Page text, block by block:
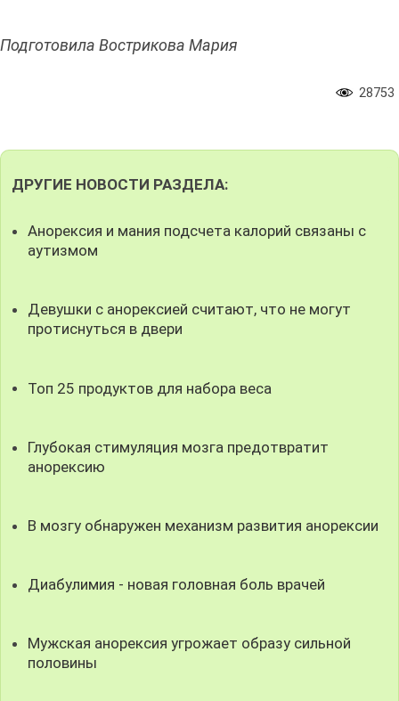
Подготовила Вострикова Мария
28753
ДРУГИЕ НОВОСТИ РАЗДЕЛА:
Анорексия и мания подсчета калорий связаны с
аутизмом
Девушки с анорексией считают, что не могут
протиснуться в двери
Топ 25 продуктов для набора веса
Глубокая стимуляция мозга предотвратит
анорексию
В мозгу обнаружен механизм развития анорексии
Диабулимия - новая головная боль врачей
Мужская анорексия угрожает образу сильной
половины